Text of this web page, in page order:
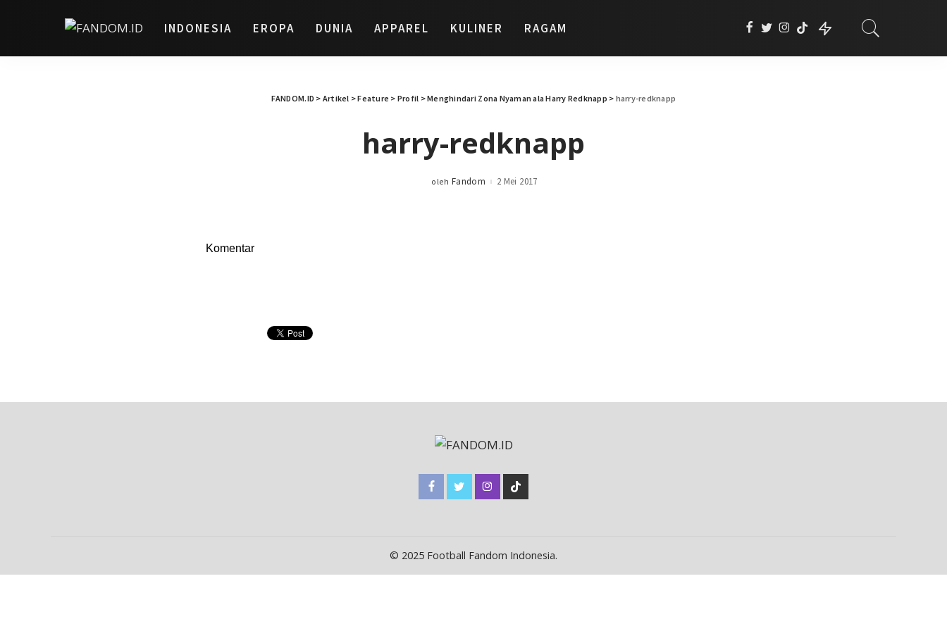
INDONESIA EROPA DUNIA APPAREL KULINER RAGAM
FANDOM.ID > Artikel >Feature > Profil >Menghindari Zona Nyaman ala Harry Redknapp > harry-redknapp
harry-redknapp
Posted
oleh Fandom 2 Mei 2017
Komentar
© 2025 Football Fandom Indonesia.